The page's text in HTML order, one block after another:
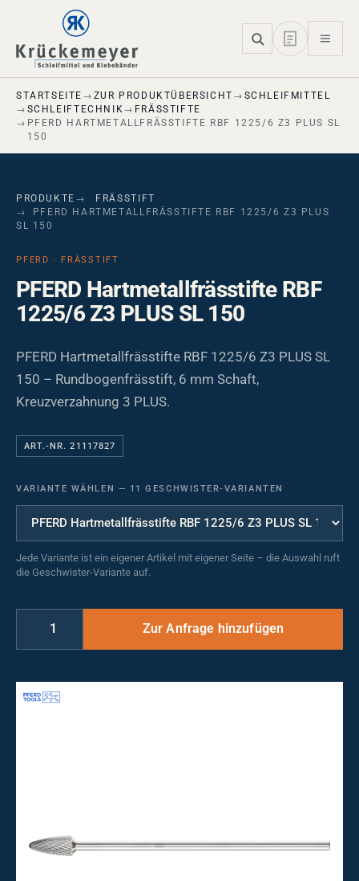
Skip to main navigation
Skip to main content
Skip to page footer
STARTSEITE ZUR PRODUKTÜBERSICHT
SCHLEIFMITTEL
SCHLEIFTECHNIK
FRÄSSTIFTE
PFERD HARTMETALLFRÄSSTIFTE RBF 1225/6 Z3 PLUS SL
150
PRODUKTE
FRÄSSTIFT
PFERD HARTMETALLFRÄSSTIFTE RBF 1225/6 Z3 PLUS
SL 150
PFERD · FRÄSSTIFT
PFERD Hartmetallfrässtifte RBF
1225/6 Z3 PLUS SL 150
PFERD Hartmetallfrässtifte RBF 1225/6 Z3 PLUS SL
150 – Rundbogenfrässtift, 6 mm Schaft,
Kreuzverzahnung 3 PLUS.
ART.-NR. 21117827
VARIANTE WÄHLEN — 11 GESCHWISTER-VARIANTEN
Jede Variante ist ein eigener Artikel mit eigener Seite – die Auswahl ruft
die Geschwister-Variante auf.